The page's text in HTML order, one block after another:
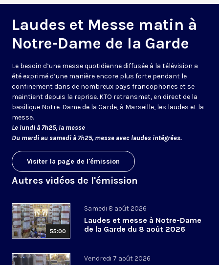
Laudes et Messe matin à
Notre-Dame de la Garde
Le besoin d’une messe quotidienne diffusée à la télévision a
été exprimé d’une manière encore plus forte pendant le
confinement dans de nombreux pays francophones et se
maintient depuis la reprise. KTO retransmet, en direct de la
basilique Notre-Dame de la Garde, à Marseille, les laudes et la
messe.
Le lundi à 7h25, la messe
Du mardi au samedi à 7h25, messe avec laudes intégrées.
Visiter la page de l'émission
Autres vidéos de l'émission
55:00
Samedi 8 août 2026
Laudes et messe à Notre-Dame
de la Garde du 8 août 2026
Vendredi 7 août 2026